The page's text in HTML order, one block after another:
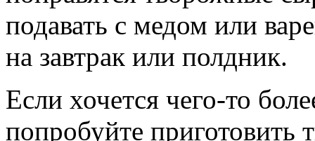
подавать с медом или
на завтрак или полдник.
Если хочется чего-то
попробуйте